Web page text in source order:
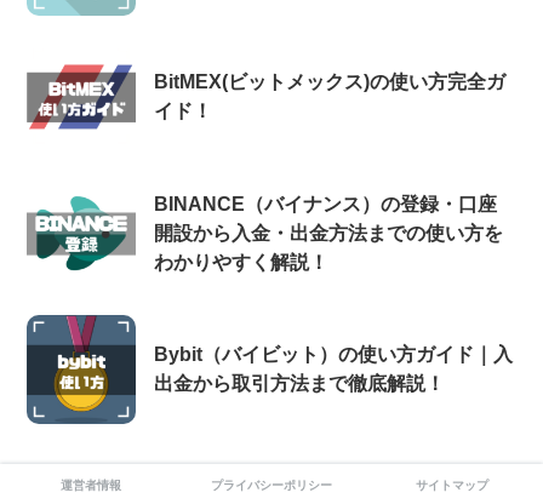
BitMEX(ビットメックス)の使い方完全ガ
イド！
BINANCE（バイナンス）の登録・口座
開設から入金・出金方法までの使い方を
わかりやすく解説！
Bybit（バイビット）の使い方ガイド｜入
出金から取引方法まで徹底解説！
運営者情報 プライバシーポリシー サイトマップ